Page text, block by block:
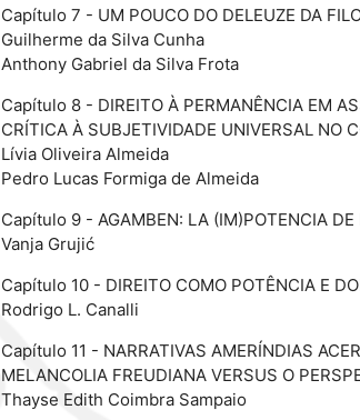
Capítulo 7 - UM POUCO DO DELEUZE DA
Guilherme da Silva Cunha
Anthony Gabriel da Silva Frota
Capítulo 8 - DIREITO À PERMANÊNCIA EM
CRÍTICA À SUBJETIVIDADE UNIVERSAL NO
Lívia Oliveira Almeida
Pedro Lucas Formiga de Almeida
Capítulo 9 - AGAMBEN: LA (IM)POTENCIA
Vanja Grujić
Capítulo 10 - DIREITO COMO POTÊNCIA E
Rodrigo L. Canalli
Capítulo 11 - NARRATIVAS AMERÍNDIAS
MELANCOLIA FREUDIANA VERSUS O
Thayse Edith Coimbra Sampaio